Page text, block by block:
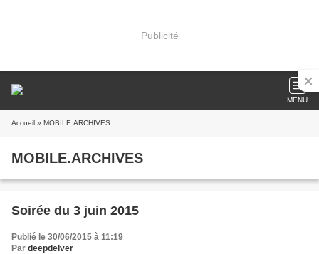
Publicité
MENU
Accueil » MOBILE.ARCHIVES
MOBILE.ARCHIVES
Soirée du 3 juin 2015
Publié le 30/06/2015 à 11:19
Par deepdelver